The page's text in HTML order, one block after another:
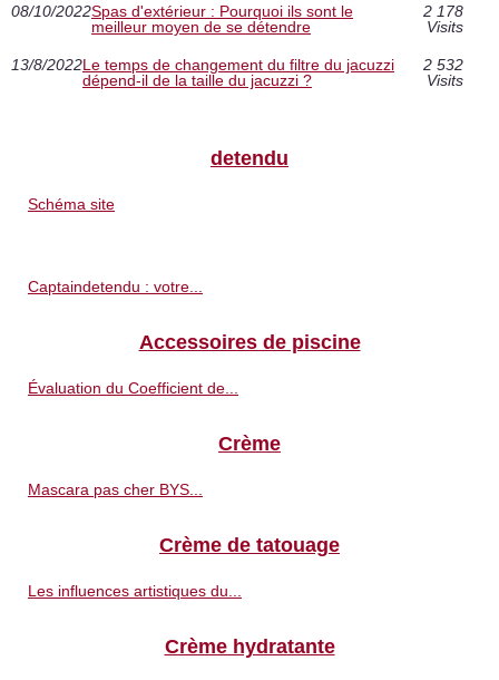
08/10/2022Spas d'extérieur : Pourquoi ils sont le
meilleur moyen de se détendre
2 178
Visits
13/8/2022Le temps de changement du filtre du jacuzzi
dépend-il de la taille du jacuzzi ?
2 532
Visits
detendu
Schéma site
Captaindetendu : votre...
Accessoires de piscine
Évaluation du Coefficient de...
Crème
Mascara pas cher BYS...
Crème de tatouage
Les influences artistiques du...
Crème hydratante